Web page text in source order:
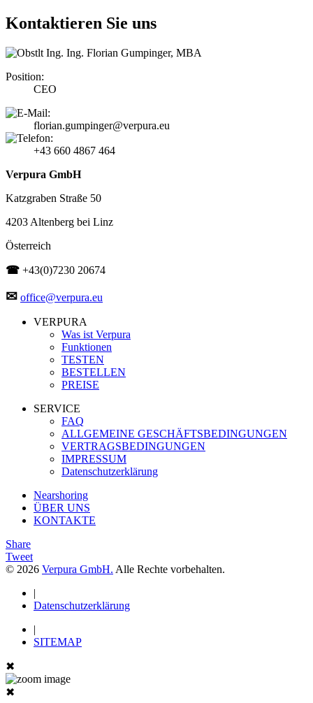
Kontaktieren Sie uns
Position:
CEO
florian.gumpinger@verpura.eu
+43 660 4867 464
Verpura GmbH
Katzgraben Straße 50
4203 Altenberg bei Linz
Österreich
☎ +43(0)7230 20674
✉ office@verpura.eu
VERPURA
Was ist Verpura
Funktionen
TESTEN
BESTELLEN
PREISE
SERVICE
FAQ
ALLGEMEINE GESCHÄFTSBEDINGUNGEN
VERTRAGSBEDINGUNGEN
IMPRESSUM
Datenschutzerklärung
Nearshoring
ÜBER UNS
KONTAKTE
Share
Tweet
© 2026 Verpura GmbH. Alle Rechte vorbehalten.
|
Datenschutzerklärung
|
SITEMAP
✖
✖